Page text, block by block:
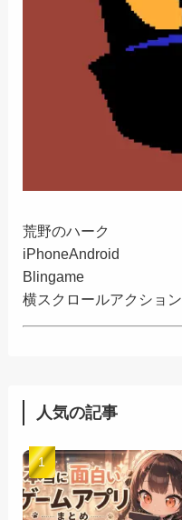
荒野のハーク
iPhoneAndroid
Blingame
横スクロールアクション
人気の記事